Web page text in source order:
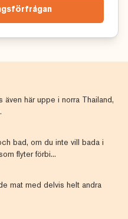
även här uppe i norra Thailand,
bad, om du inte vill bada i
flyter förbi...
mat med delvis helt andra